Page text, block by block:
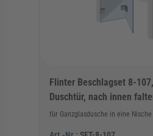
Flinter Beschlagset 8-
Duschtür, nach innen
für Ganzglasdusche in eine Nische